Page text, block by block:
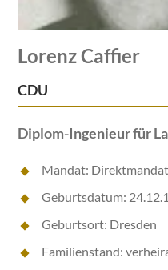
Lorenz Caffier
CDU
Diplom-Ingenieur für
Mandat:
Geburtsdatum:
Geburtsort: Dresden
Familienstand: